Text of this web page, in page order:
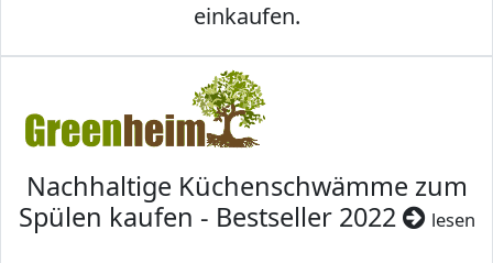
einkaufen.
Nachhaltige Küchenschwämme zum
Spülen kaufen - Bestseller 2022
lesen